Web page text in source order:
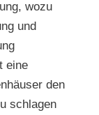
wozu
und
eine
den
schlagen